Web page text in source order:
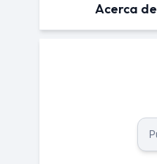
Acerca de